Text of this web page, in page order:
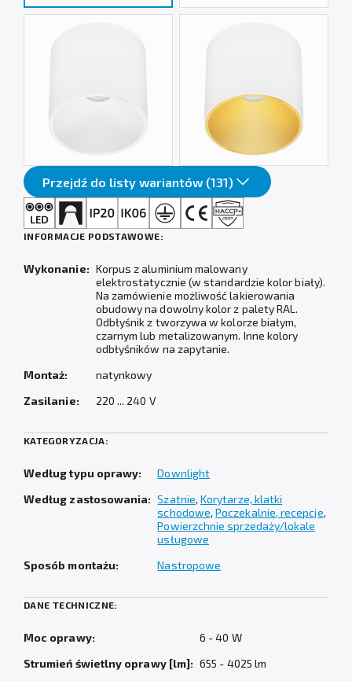
Przejdź do listy wariantów (131)
INFORMACJE PODSTAWOWE:
Wykonanie: Korpus z aluminium malowany
elektrostatycznie (w standardzie kolor biały).
Na zamówienie możliwość lakierowania
obudowy na dowolny kolor z palety RAL.
Odbłyśnik z tworzywa w kolorze białym,
czarnym lub metalizowanym. Inne kolory
odbłyśników na zapytanie.
Montaż:
natynkowy
Zasilanie:
220 ... 240 V
KATEGORYZACJA:
Według typu oprawy:
Downlight
Według zastosowania: Szatnie,Korytarze, klatki
schodowe,Poczekalnie, recepcje,
Powierzchnie sprzedaży/lokale
usługowe
Sposób montażu:
Nastropowe
DANE TECHNICZNE:
Moc oprawy:
6 - 40 W
Strumień świetlny oprawy [lm]: 655 - 4025 lm